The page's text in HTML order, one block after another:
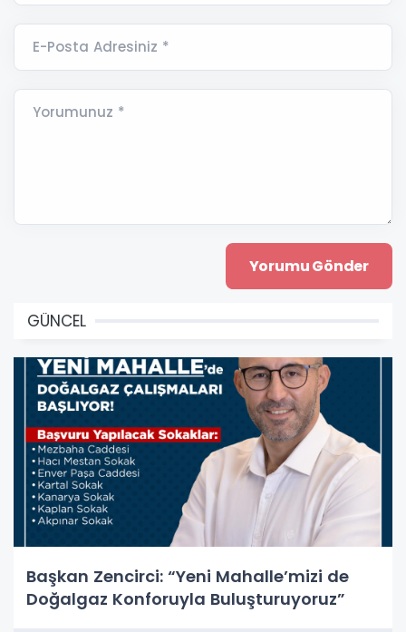
E-Posta Adresiniz *
Yorumunuz *
GÜNCEL
Başkan Zencirci: “Yeni Mahalle’mizi de
Doğalgaz Konforuyla Buluşturuyoruz”